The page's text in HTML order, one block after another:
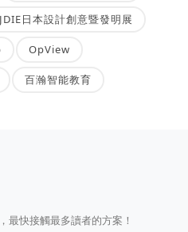
JDIE日本設計創意暨發明展
OpView
百瀚智能教育
最快接觸最多讀者的方案！